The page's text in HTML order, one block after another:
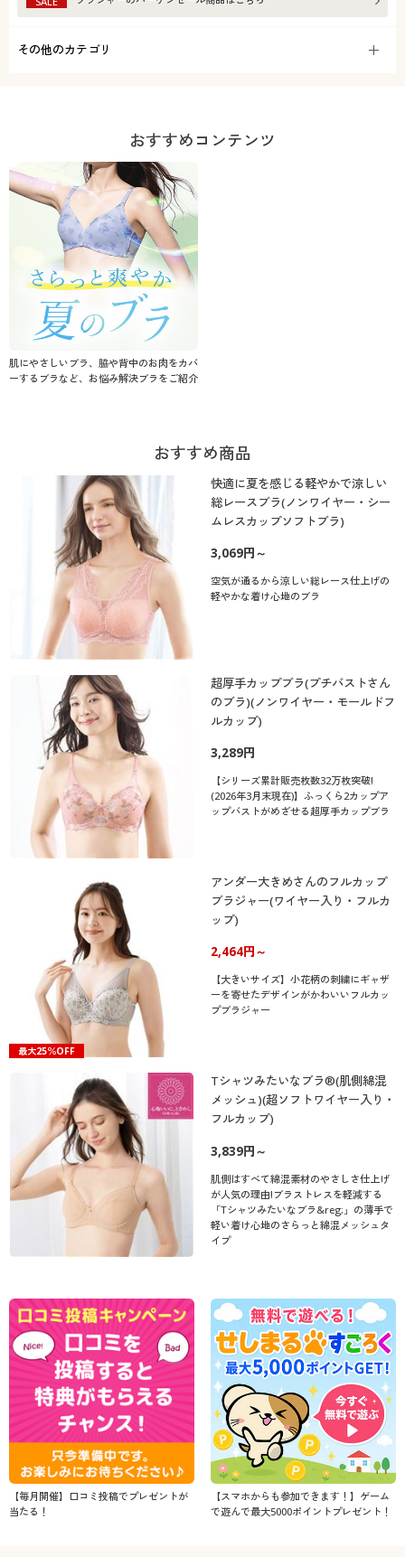
その他のカテゴリ
おすすめコンテンツ
肌にやさしいブラ、脇や背中のお肉をカバ
ーするブラなど、お悩み解決ブラをご紹介
おすすめ商品
快適に夏を感じる軽やかで涼しい
総レースブラ(ノンワイヤー・シー
ムレスカップソフトブラ)
3,069円～
空気が通るから涼しい総レース仕上げの
軽やかな着け心地のブラ
超厚手カップブラ(プチバストさん
のブラ)(ノンワイヤー・モールドフ
ルカップ)
3,289円
【シリーズ累計販売枚数32万枚突破!
(2026年3月末現在)】ふっくら2カップア
ップバストがめざせる超厚手カップブラ
最大25％OFF
アンダー大きめさんのフルカップ
ブラジャー(ワイヤー入り・フルカ
ップ)
2,464円～
【大きいサイズ】小花柄の刺繍にギャザ
ーを寄せたデザインがかわいいフルカッ
プブラジャー
Tシャツみたいなブラ®(肌側綿混
メッシュ)(超ソフトワイヤー入り・
フルカップ)
3,839円～
肌側はすべて綿混素材のやさしさ仕上げ
が人気の理由!ブラストレスを軽減する
「Tシャツみたいなブラ&reg;」の薄手で
軽い着け心地のさらっと綿混メッシュタ
イプ
【毎月開催】口コミ投稿でプレゼントが
当たる！
【スマホからも参加できます！】ゲーム
で遊んで最大5000ポイントプレゼント！